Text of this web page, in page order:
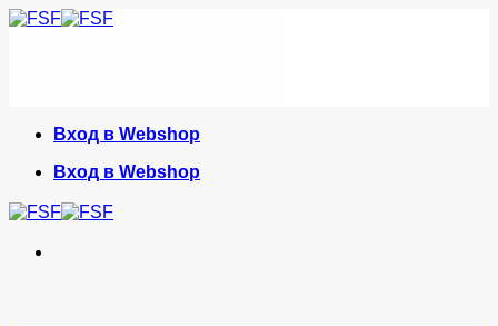
Skip
Вход в Webshop
Вход в Webshop